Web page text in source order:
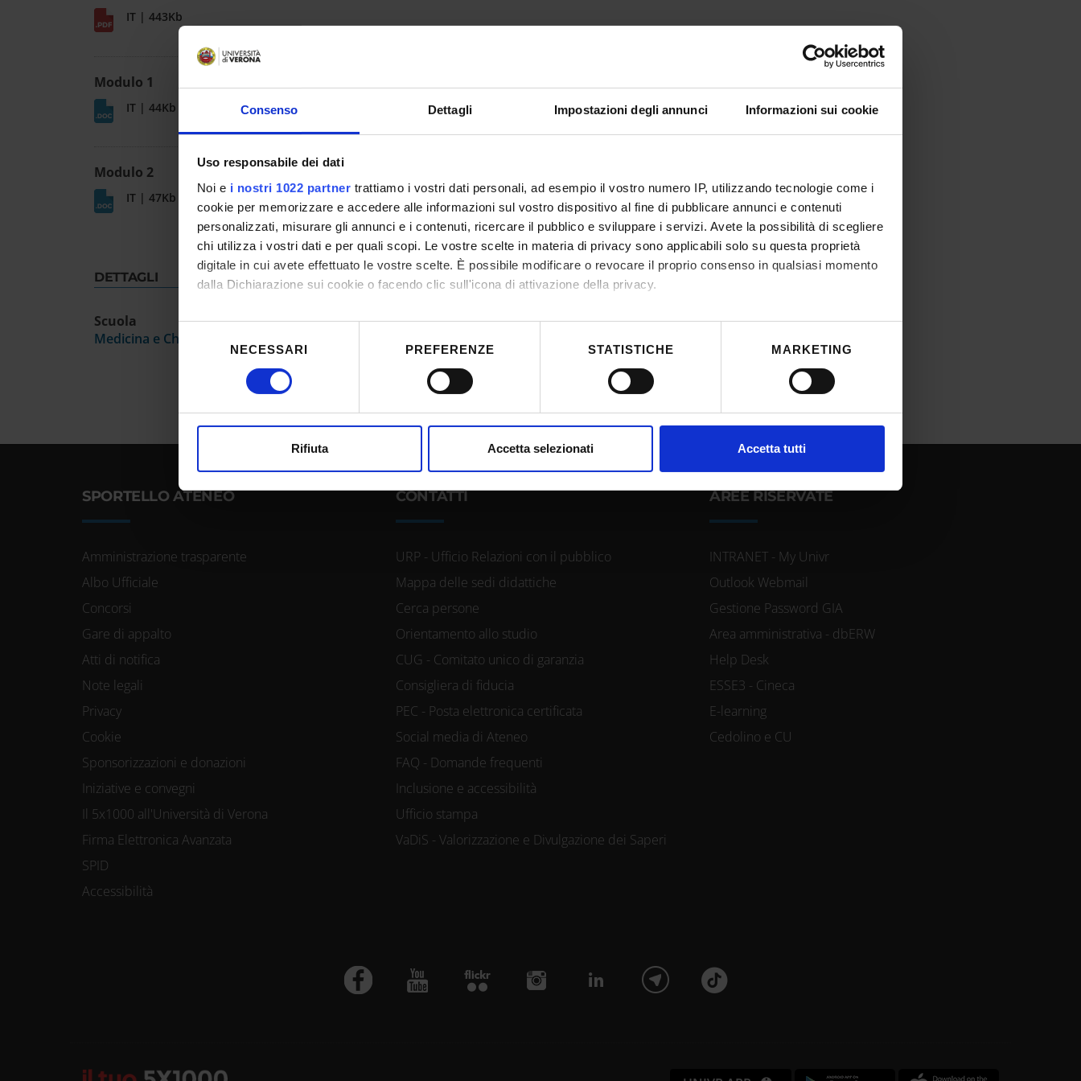
Consenso Dettagli Impostazioni degli annunci Informazioni sui cookie
Uso responsabile dei dati
Noi e i nostri 1022 partner trattiamo i vostri dati personali, ad esempio il vostro numero IP, utilizzando tecnologie come i
cookie per memorizzare e accedere alle informazioni sul vostro dispositivo al fine di pubblicare annunci e contenuti
personalizzati, misurare gli annunci e i contenuti, ricercare il pubblico e sviluppare i servizi. Avete la possibilità di scegliere
chi utilizza i vostri dati e per quali scopi. Le vostre scelte in materia di privacy sono applicabili solo su questa proprietà
digitale in cui avete effettuato le vostre scelte. È possibile modificare o revocare il proprio consenso in qualsiasi momento
dalla Dichiarazione sui cookie o facendo clic sull'icona di attivazione della privacy.
Con il tuo consenso, vorremmo anche:
raccogliere informazioni sulla tua posizione geografica, con un'approssimazione di qualche metro,
Approfondisci come vengono elaborati i tuoi dati personali e imposta le tue preferenze nella
sezione dettagli . Puoi
Utilizziamo i cookie per personalizzare contenuti ed annunci, per fornire funzionalità dei social media e per analizzare il
che hanno raccolto dal tuo utilizzo dei loro servizi.
NECESSARI PREFERENZE STATISTICHE MARKETING
Rifiuta Accetta selezionati Accetta tutti
IT | 443Kb
Modulo 1
IT | 44Kb
Modulo 2
IT | 47Kb
DETTAGLI
Scuola
Medicina e Chirurgia
SPORTELLO ATENEO
Amministrazione trasparente
Albo Ufficiale
Concorsi
Gare di appalto
Atti di notifica
Note legali
Privacy
Cookie
Sponsorizzazioni e donazioni
Iniziative e convegni
Il 5x1000 all'Università di Verona
Firma Elettronica Avanzata
SPID
Accessibilità
CONTATTI
URP - Ufficio Relazioni con il pubblico
Mappa delle sedi didattiche
Cerca persone
Orientamento allo studio
CUG - Comitato unico di garanzia
Consigliera di fiducia
PEC - Posta elettronica certificata
Social media di Ateneo
FAQ - Domande frequenti
Inclusione e accessibilità
Ufficio stampa
VaDiS - Valorizzazione e Divulgazione dei Saperi
AREE RISERVATE
INTRANET - My Univr
Outlook Webmail
Gestione Password GIA
Area amministrativa - dbERW
Help Desk
ESSE3 - Cineca
E-learning
Cedolino e CU